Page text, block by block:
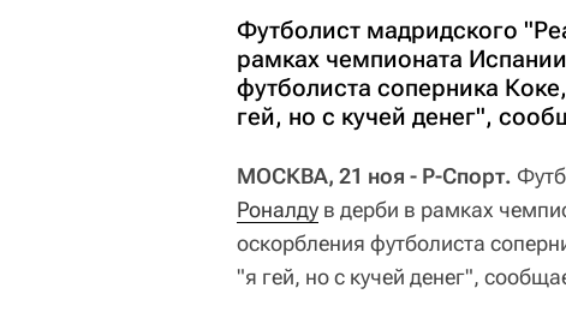
Футболист мадридского
рамках чемпионата
футболиста соперника
гей, но с кучей денег",
МОСКВА, 21 ноя - Р-Спорт.
Роналду в дерби в рамках
оскорбления футболиста
"я гей, но с кучей денег",